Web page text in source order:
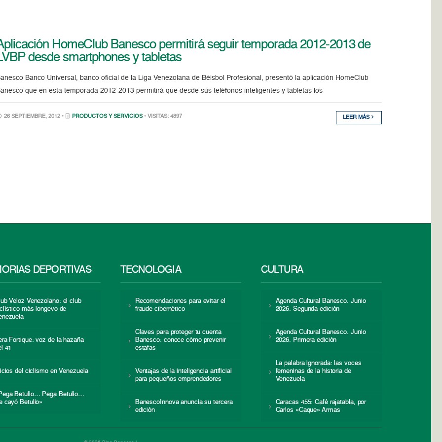
HomeClub Banesco permitirá seguir temporada 2012-2013 de
desde smartphones y tabletas
Banco Universal, banco oficial de la Liga Venezolana de Béisbol Profesional, presentó la aplicación HomeClub
que en esta temporada 2012-2013 permitirá que desde sus teléfonos inteligentes y tabletas los
26 SEPTIEMBRE, 2012 • PRODUCTOS Y SERVICIOS • VISITAS: 4897 LEER MÁS
DEPORTIVAS
Veloz Venezolano: el club
más longevo de
Fortique: voz de la hazaña
41
del ciclismo en Venezuela
Betulio… Pega Betulio…
cayó Betulio»
TECNOLOGÍA
Recomendaciones para evitar el
fraude cibernético
Claves para proteger tu cuenta
Banesco: conoce cómo prevenir
estafas
Ventajas de la inteligencia artificial
para pequeños emprendedores
BanescoInnova anuncia su tercera
edición
CULTURA
Agenda Cultural Banesco. Junio
2026. Segunda edición
Agenda Cultural Banesco. Junio
2026. Primera edición
La palabra ignorada: las voces
femeninas de la historia de
Venezuela
Caracas 455: Café rajatabla, por
Carlos «Caque» Armas